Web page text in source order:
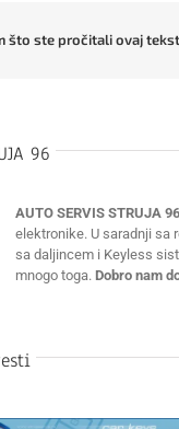
što ste pročitali ovaj
96
AUTO SERVIS STRUJA 96
elektronike. U saradnji
sa daljincem i Keyless
mnogo toga.Dobro nam